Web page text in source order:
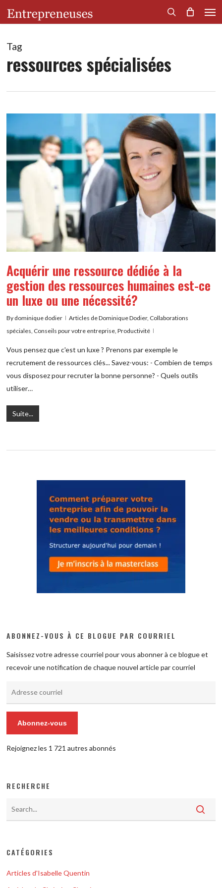
content
search
Tag
ressources spécialisées
Acquérir une ressource dédiée à la
gestion des ressources humaines est-ce
un luxe ou une nécessité?
By dominique dodier Articles de Dominique Dodier, Collaborations
spéciales, Conseils pour votre entreprise,Productivité
Vous pensez que c'est un luxe ? Prenons par exemple le
recrutement de ressources clés... Savez-vous: - Combien de temps
vous disposez pour recruter la bonne personne? - Quels outils
utiliser…
Suite...
ABONNEZ-VOUS À CE BLOGUE PAR COURRIEL
Saisissez votre adresse courriel pour vous abonner à ce blogue et
recevoir une notification de chaque nouvel article par courriel
Abonnez-vous
Rejoignez les 1 721 autres abonnés
RECHERCHE
CATÉGORIES
Articles d'Isabelle Quentin